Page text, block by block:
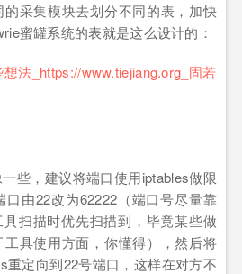
采集模块去划分不同的表，加快
蜜罐系统的表就是这么设计的：
些，建议将端口使用iptables做限
由22改为62222（端口号尽量靠
扫描时优先扫描到，毕竟某些做
具使用方面，你懂得），然后将
重定向到22号端口，这样在对方不